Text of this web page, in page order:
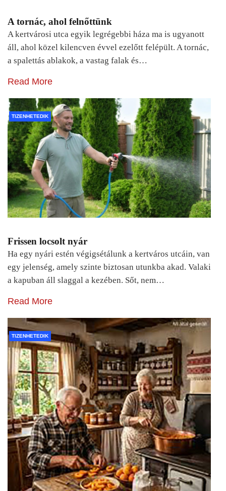
A tornác, ahol felnőttünk
A kertvárosi utca egyik legrégebbi háza ma is ugyanott
áll, ahol közel kilencven évvel ezelőtt felépült. A tornác,
a spalettás ablakok, a vastag falak és…
Read More
TIZENHETEDIK
Frissen locsolt nyár
Ha egy nyári estén végigsétálunk a kertváros utcáin, van
egy jelenség, amely szinte biztosan utunkba akad. Valaki
a kapuban áll slaggal a kezében. Sőt, nem…
Read More
TIZENHETEDIK